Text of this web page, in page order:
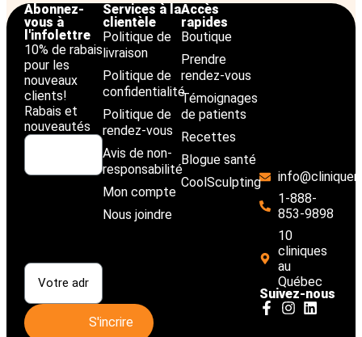
1-888-
853-9898
10
cliniques
au
Québec
Suivez-nous
Accès
rapides
Boutique
Prendre
rendez-vous
Témoignages
de patients
Recettes
Blogue santé
CoolSculpting
Services à la
clientèle
Politique de
livraison
Politique de
confidentialité
Politique de
rendez-vous
Avis de non-
responsabilité
Mon compte
Nous joindre
Abonnez-
vous à
l'infolettre
10% de rabais
pour les
nouveaux
clients!
Rabais et
nouveautés